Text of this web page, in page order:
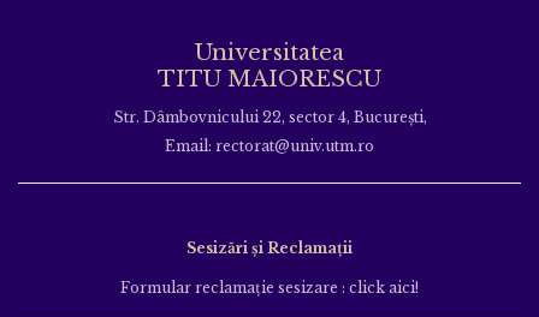
Universitatea
TITU MAIORESCU
Str. Dâmbovnicului 22, sector 4, București,
Email: rectorat@univ.utm.ro
Sesizări și Reclamații
Formular reclamație sesizare : click aici!